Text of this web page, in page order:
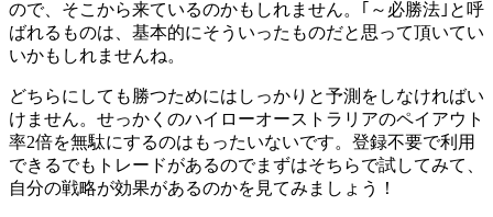
ので、そこから来ているのかもしれません。
｢～必勝法｣ と呼
ばれるものは、基本的にそういったものだと思って頂いてい
いかもしれませんね。
どちらにしても勝つためにはしっかりと予測をしなければい
けません。せっかくのハイローオーストラリアのペイアウト
率2倍を無駄にするのはもったいないです。登録不要で利用
できるでもトレードがあるのでまずはそちらで試してみて、
自分の戦略が効果があるのかを見てみましょう！